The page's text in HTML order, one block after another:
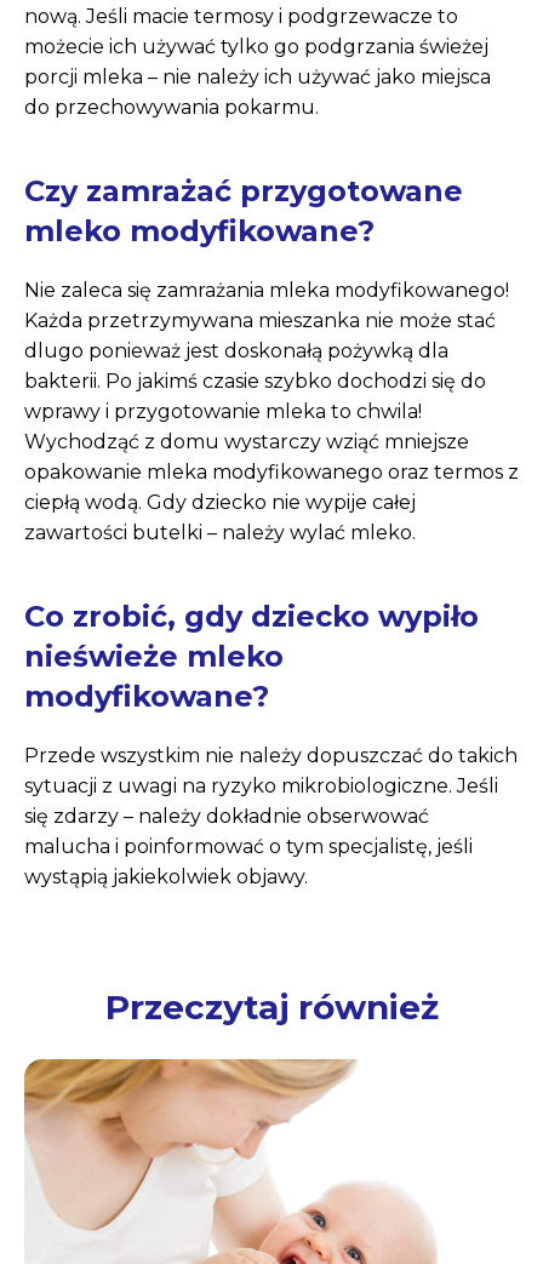
nową. Jeśli macie termosy i podgrzewacze to
możecie ich używać tylko go podgrzania świeżej
porcji mleka – nie należy ich używać jako miejsca
do przechowywania pokarmu.
Czy zamrażać przygotowane
mleko modyfikowane?
Nie zaleca się zamrażania mleka modyfikowanego!
Każda przetrzymywana mieszanka nie może stać
dlugo ponieważ jest doskonałą pożywką dla
bakterii. Po jakimś czasie szybko dochodzi się do
wprawy i przygotowanie mleka to chwila!
Wychodząć z domu wystarczy wziąć mniejsze
opakowanie mleka modyfikowanego oraz termos z
ciepłą wodą. Gdy dziecko nie wypije całej
zawartości butelki – należy wylać mleko.
Co zrobić, gdy dziecko wypiło
nieświeże mleko
modyfikowane?
Przede wszystkim nie należy dopuszczać do takich
sytuacji z uwagi na ryzyko mikrobiologiczne. Jeśli
się zdarzy – należy dokładnie obserwować
malucha i poinformować o tym specjalistę, jeśli
wystąpią jakiekolwiek objawy.
Przeczytaj również